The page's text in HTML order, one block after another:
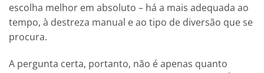
escolha melhor em absoluto – há a mais adequada ao
tempo, à destreza manual e ao tipo de diversão que se
procura.
A pergunta certa, portanto, não é apenas quanto